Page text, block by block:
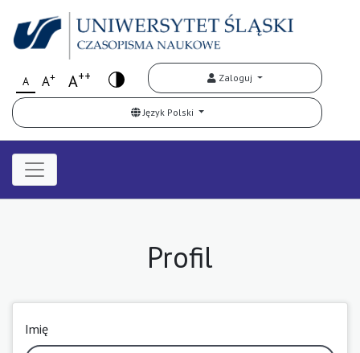
A A+ A++ Zaloguj
Język Polski
Profil
Imię